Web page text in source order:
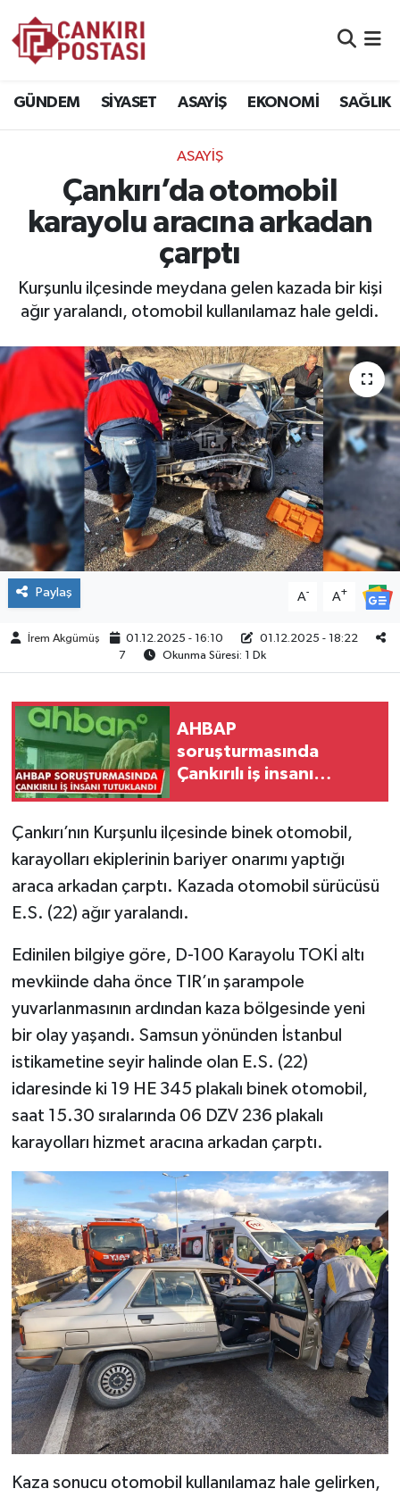
GÜNDEM SİYASET ASAYİŞ EKONOMİ SAĞLIK
ASAYİŞ
Çankırı’da otomobil
karayolu aracına arkadan
çarptı
Kurşunlu ilçesinde meydana gelen kazada bir kişi
ağır yaralandı, otomobil kullanılamaz hale geldi.
Paylaş A- A+
İrem Akgümüş 01.12.2025 - 16:10
01.12.2025 - 18:22
7
Okunma Süresi: 1 Dk
AHBAP
soruşturmasında
Çankırılı iş insanı
Çankırı’nın Kurşunlu ilçesinde binek otomobil,
karayolları ekiplerinin bariyer onarımı yaptığı
araca arkadan çarptı. Kazada otomobil sürücüsü
E.S. (22) ağır yaralandı.
Edinilen bilgiye göre, D-100 Karayolu TOKİ altı
mevkiinde daha önce TIR’ın şarampole
yuvarlanmasının ardından kaza bölgesinde yeni
bir olay yaşandı. Samsun yönünden İstanbul
istikametine seyir halinde olan E.S. (22)
idaresinde ki 19 HE 345 plakalı binek otomobil,
saat 15.30 sıralarında 06 DZV 236 plakalı
karayolları hizmet aracına arkadan çarptı.
Kaza sonucu otomobil kullanılamaz hale gelirken,
EKONOMİ
SPOR
YAŞAM
ÇEVRE
İLÇELER
RESMİ İLANLAR
KÜLTÜR
MAGAZİN
VEFAT
BİLİM&TEKNOLOJİ
BÖLGE
TÜRKİYE
DÜNYA
Trafik Durumu
Süper Lig Puan Durumu ve Fikstür
Tüm Manşetler
Haber Arşivi